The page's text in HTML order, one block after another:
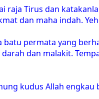
raja Tirus dan
dan maha indah.
permata yang
dan malakit.
kudus Allah